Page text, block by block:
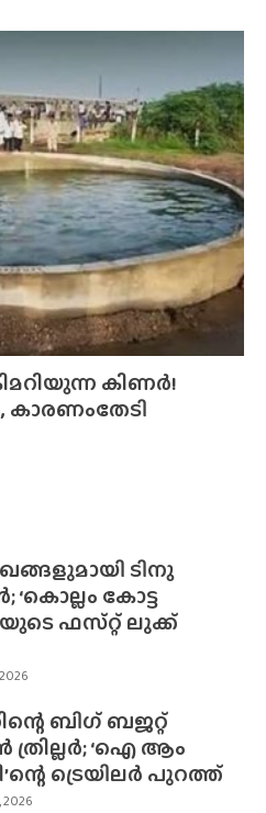
കിണർ!
ടിനു
‘കൊല്ലം കോട്ട
ഫസ്‌റ്റ് ലുക്ക്
ബിഗ് ബജറ്റ്
‘ഐ ആം
ട്രെയിലർ പുറത്ത്
2026